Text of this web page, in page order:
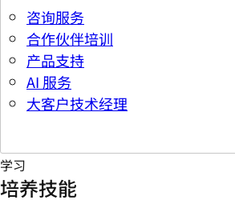
咨询服务
合作伙伴培训
产品支持
AI 服务
大客户技术经理
学习
培养技能